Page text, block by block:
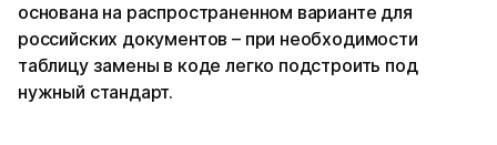
основана на распространенном варианте для
российских документов – при необходимости
таблицу замены в коде легко подстроить под
нужный стандарт.